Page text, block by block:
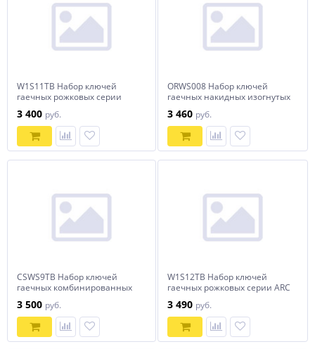
W1S11TB Набор ключей
гаечных рожковых серии
предметов
3 400 руб.
ORWS008 Набор ключей
гаечных накидных изогнутых
предметов
3 460 руб.
CSWS9TB Набор ключей
гаечных комбинированных
9 предметов
3 500 руб.
W1S12TB Набор ключей
гаечных рожковых серии ARC
предметов
3 490 руб.